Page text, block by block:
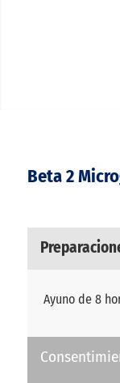
Beta 2
Ayuno de 8